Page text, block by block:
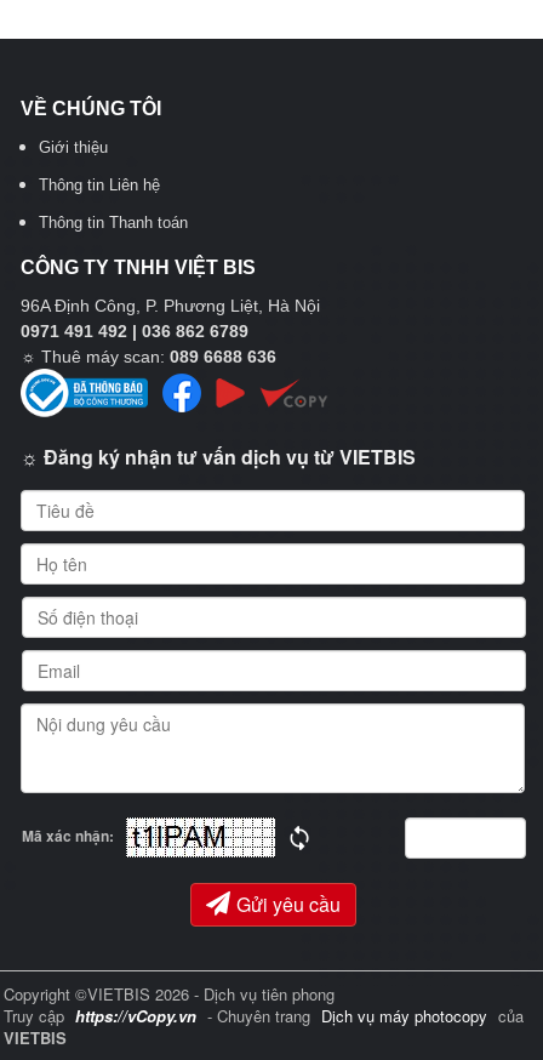
VỀ CHÚNG TÔI
Giới thiệu
Thông tin Liên hệ
Thông tin Thanh toán
CÔNG TY TNHH VIỆT BIS
96A Định Công, P. Phương Liệt, Hà Nội
0971 491 492 | 036 862 6789
☼ Thuê máy scan: 089 6688 636
☼ Đăng ký nhận tư vấn dịch vụ từ VIETBIS
Mã xác nhận:
Gửi yêu cầu
Copyright ©VIETBIS 2026 - Dịch vụ tiên phong
Truy cập https://vCopy.vn - Chuyên trang Dịch vụ máy photocopy của
VIETBIS